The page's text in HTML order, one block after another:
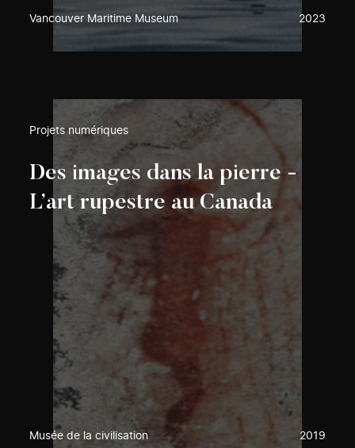
Vancouver Maritime Museum 2023
Projets numériques
Des images dans la pierre -
L’art rupestre au Canada
Musée de la civilisation 2019